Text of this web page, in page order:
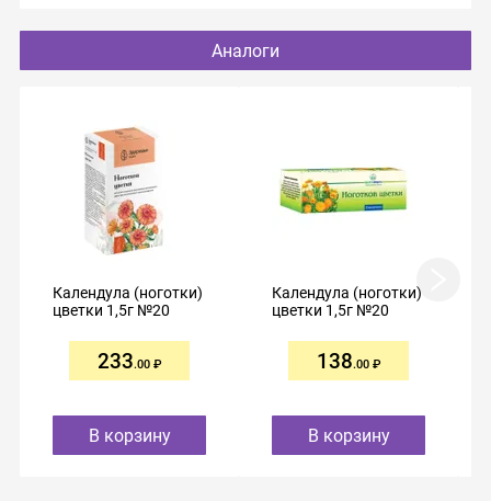
Аналоги
Календула (ноготки)
цветки 1,5г №20
233.00
В корзину
Календула (ноготки)
цветки 1,5г №20
138.00
В корзину